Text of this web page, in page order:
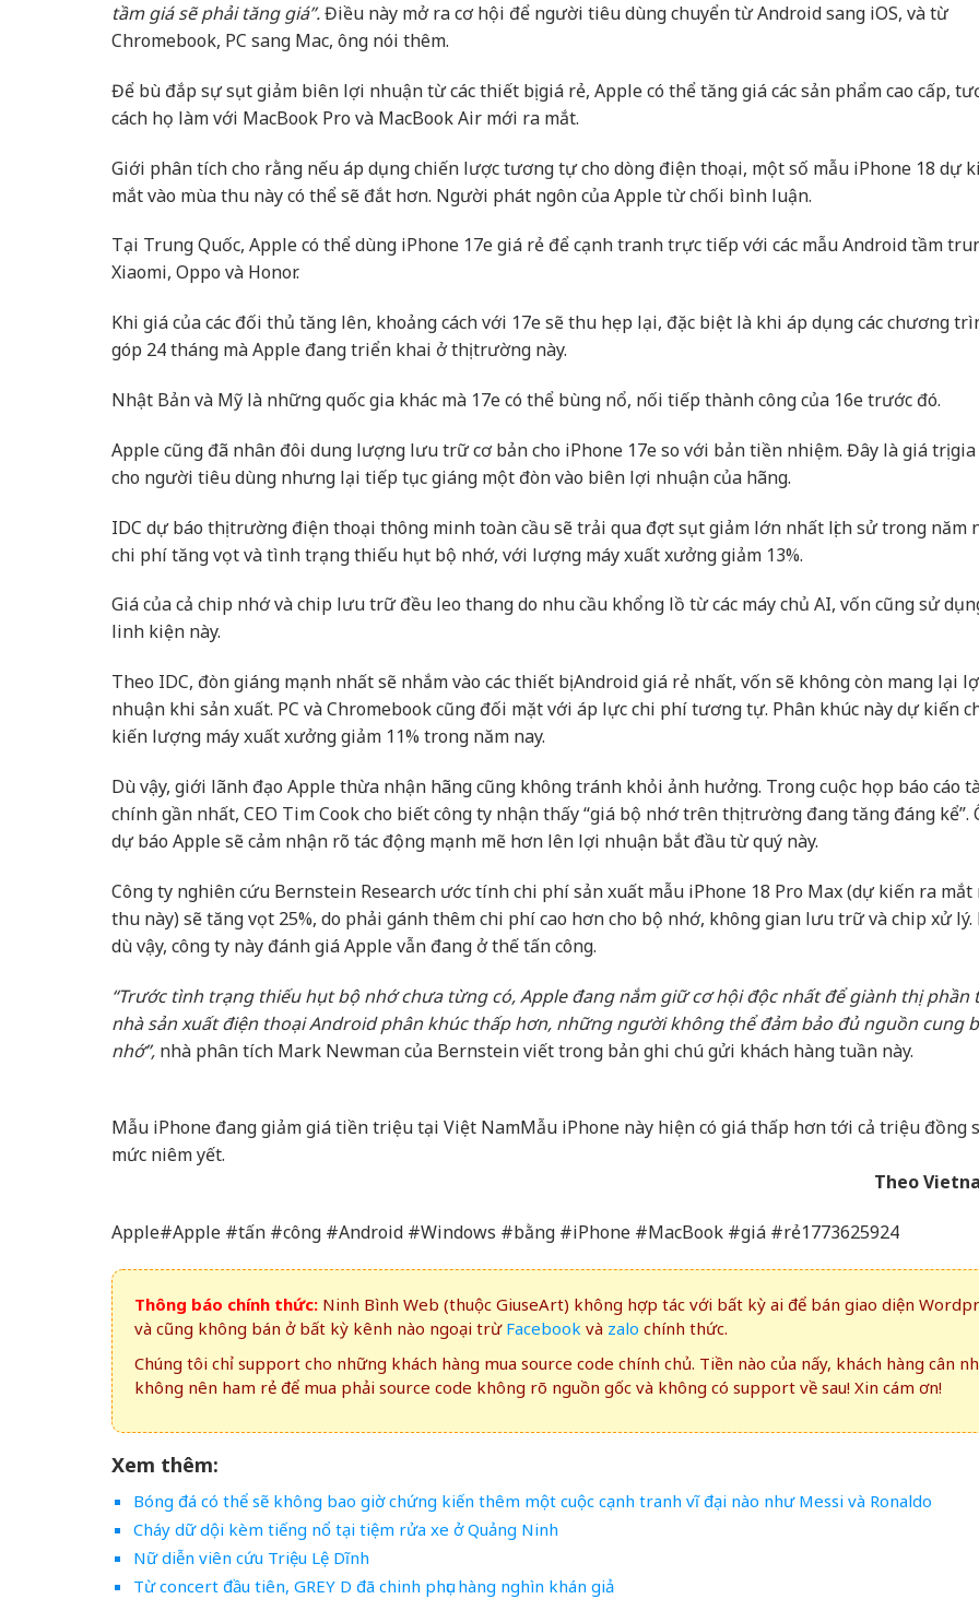
tầm giá sẽ phải tăng giá”.Điều này mở ra cơ hội để người tiêu dùng chuyển từ Android sang iOS, và từ
Chromebook, PC sang Mac, ông nói thêm.
Để bù đắp sự sụt giảm biên lợi nhuận từ các thiết bị giá rẻ, Apple có thể tăng giá các sản phẩm cao cấp,
cách họ làm với MacBook Pro và MacBook Air mới ra mắt.
Giới phân tích cho rằng nếu áp dụng chiến lược tương tự cho dòng điện thoại, một số mẫu iPhone 18 dự
mắt vào mùa thu này có thể sẽ đắt hơn. Người phát ngôn của Apple từ chối bình luận.
Tại Trung Quốc, Apple có thể dùng iPhone 17e giá rẻ để cạnh tranh trực tiếp với các mẫu Android tầm
Xiaomi, Oppo và Honor.
Khi giá của các đối thủ tăng lên, khoảng cách với 17e sẽ thu hẹp lại, đặc biệt là khi áp dụng các chương
góp 24 tháng mà Apple đang triển khai ở thị trường này.
Nhật Bản và Mỹ là những quốc gia khác mà 17e có thể bùng nổ, nối tiếp thành công của 16e trước đó.
Apple cũng đã nhân đôi dung lượng lưu trữ cơ bản cho iPhone 17e so với bản tiền nhiệm. Đây là giá trị
cho người tiêu dùng nhưng lại tiếp tục giáng một đòn vào biên lợi nhuận của hãng.
IDC dự báo thị trường điện thoại thông minh toàn cầu sẽ trải qua đợt sụt giảm lớn nhất lịch sử trong năm
chi phí tăng vọt và tình trạng thiếu hụt bộ nhớ, với lượng máy xuất xưởng giảm 13%.
Giá của cả chip nhớ và chip lưu trữ đều leo thang do nhu cầu khổng lồ từ các máy chủ AI, vốn cũng sử
linh kiện này.
Theo IDC, đòn giáng mạnh nhất sẽ nhắm vào các thiết bị Android giá rẻ nhất, vốn sẽ không còn mang lại
nhuận khi sản xuất. PC và Chromebook cũng đối mặt với áp lực chi phí tương tự. Phân khúc này dự kiến
kiến lượng máy xuất xưởng giảm 11% trong năm nay.
Dù vậy, giới lãnh đạo Apple thừa nhận hãng cũng không tránh khỏi ảnh hưởng. Trong cuộc họp báo cáo
chính gần nhất, CEO Tim Cook cho biết công ty nhận thấy “giá bộ nhớ trên thị trường đang tăng đáng kể”.
dự báo Apple sẽ cảm nhận rõ tác động mạnh mẽ hơn lên lợi nhuận bắt đầu từ quý này.
Công ty nghiên cứu Bernstein Research ước tính chi phí sản xuất mẫu iPhone 18 Pro Max (dự kiến ra mắt
thu này) sẽ tăng vọt 25%, do phải gánh thêm chi phí cao hơn cho bộ nhớ, không gian lưu trữ và chip xử lý.
dù vậy, công ty này đánh giá Apple vẫn đang ở thế tấn công.
“Trước tình trạng thiếu hụt bộ nhớ chưa từng có, Apple đang nắm giữ cơ hội độc nhất để giành thị phần
nhà sản xuất điện thoại Android phân khúc thấp hơn, những người không thể đảm bảo đủ nguồn cung
nhớ”, nhà phân tích Mark Newman của Bernstein viết trong bản ghi chú gửi khách hàng tuần này.
Mẫu iPhone đang giảm giá tiền triệu tại Việt NamMẫu iPhone này hiện có giá thấp hơn tới cả triệu đồng
mức niêm yết.
Theo
Apple#Apple #tấn #công #Android #Windows #bằng #iPhone #MacBook #giá #rẻ1773625924
Thông báo chính thức: Ninh Bình Web (thuộc GiuseArt) không hợp tác với bất kỳ ai để bán giao diện
và cũng không bán ở bất kỳ kênh nào ngoại trừ Facebook và zalo chính thức.
Chúng tôi chỉ support cho những khách hàng mua source code chính chủ. Tiền nào của nấy, khách hàng cân
không nên ham rẻ để mua phải source code không rõ nguồn gốc và không có support về sau! Xin cám ơn!
Xem thêm:
Bóng đá có thể sẽ không bao giờ chứng kiến thêm một cuộc cạnh tranh vĩ đại nào như Messi và Ronaldo
Cháy dữ dội kèm tiếng nổ tại tiệm rửa xe ở Quảng Ninh
Nữ diễn viên cứu Triệu Lệ Dĩnh
Từ concert đầu tiên, GREY D đã chinh phục hàng nghìn khán giả